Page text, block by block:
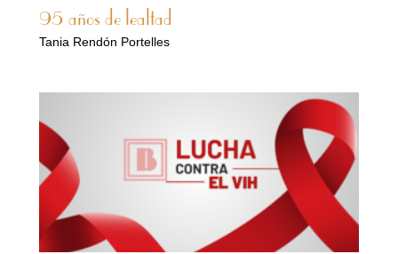
95 años de lealtad
Tania Rendón Portelles